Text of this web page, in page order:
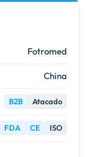
Fotromed
China
B2B Atacado
FDA CE ISO